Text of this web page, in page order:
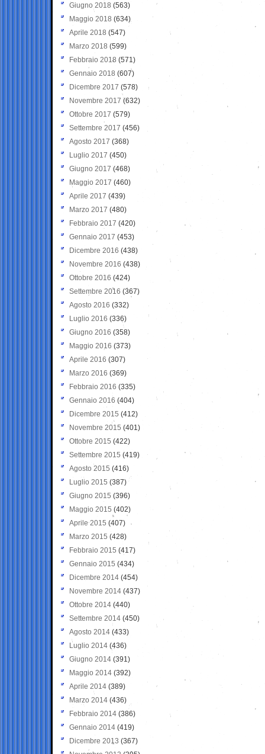
Giugno 2018 (563)
Maggio 2018 (634)
Aprile 2018 (547)
Marzo 2018 (599)
Febbraio 2018 (571)
Gennaio 2018 (607)
Dicembre 2017 (578)
Novembre 2017 (632)
Ottobre 2017 (579)
Settembre 2017 (456)
Agosto 2017 (368)
Luglio 2017 (450)
Giugno 2017 (468)
Maggio 2017 (460)
Aprile 2017 (439)
Marzo 2017 (480)
Febbraio 2017 (420)
Gennaio 2017 (453)
Dicembre 2016 (438)
Novembre 2016 (438)
Ottobre 2016 (424)
Settembre 2016 (367)
Agosto 2016 (332)
Luglio 2016 (336)
Giugno 2016 (358)
Maggio 2016 (373)
Aprile 2016 (307)
Marzo 2016 (369)
Febbraio 2016 (335)
Gennaio 2016 (404)
Dicembre 2015 (412)
Novembre 2015 (401)
Ottobre 2015 (422)
Settembre 2015 (419)
Agosto 2015 (416)
Luglio 2015 (387)
Giugno 2015 (396)
Maggio 2015 (402)
Aprile 2015 (407)
Marzo 2015 (428)
Febbraio 2015 (417)
Gennaio 2015 (434)
Dicembre 2014 (454)
Novembre 2014 (437)
Ottobre 2014 (440)
Settembre 2014 (450)
Agosto 2014 (433)
Luglio 2014 (436)
Giugno 2014 (391)
Maggio 2014 (392)
Aprile 2014 (389)
Marzo 2014 (436)
Febbraio 2014 (386)
Gennaio 2014 (419)
Dicembre 2013 (367)